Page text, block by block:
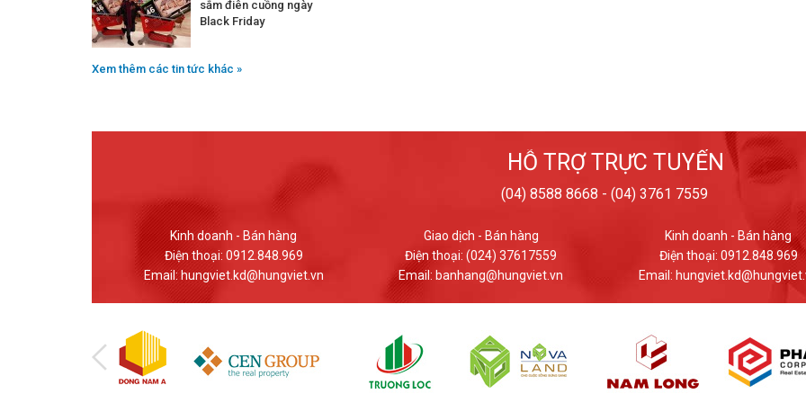
sắm điên cuồng ngày
Black Friday
Xem thêm các tin tức khác »
HỖ TRỢ TRỰC TUYẾN
(04) 8588 8668 - (04) 3761 7559
Giao dịch - Bán hàng
Điện thoại: (024) 37617559
Email: banhang@hungviet.vn
Kinh doanh - Bán hàng
Điện thoại: 0912.848.969
Email: hungviet.kd@hungviet.vn
Giao dịch - Bán hàng
Điện thoại: (024) 37617559
Email: